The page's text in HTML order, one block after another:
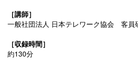
［講師］
一般社団法人 日本テレワーク協会 客
［収録時間］
約130分